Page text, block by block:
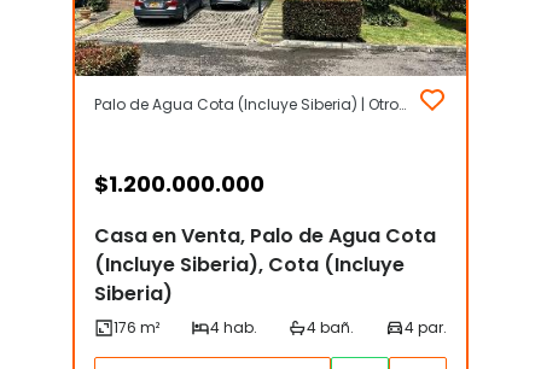
Palo de Agua Cota (Incluye Siberia) | Otros | Cota (Incluye Siberia)
$1.200.000.000
Casa en Venta, Palo de Agua Cota
(Incluye Siberia), Cota (Incluye
Siberia)